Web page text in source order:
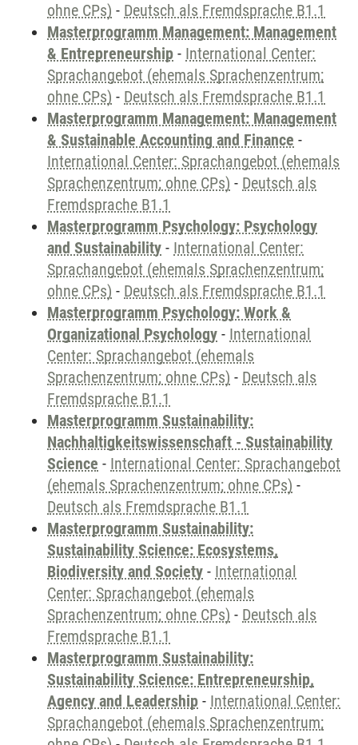
ohne CPs) - Deutsch als Fremdsprache B1.1
Masterprogramm Management: Management
& Entrepreneurship - International Center:
Sprachangebot (ehemals Sprachenzentrum;
ohne CPs) - Deutsch als Fremdsprache B1.1
Masterprogramm Management: Management
& Sustainable Accounting and Finance -
International Center: Sprachangebot (ehemals
Sprachenzentrum; ohne CPs) - Deutsch als
Fremdsprache B1.1
Masterprogramm Psychology: Psychology
and Sustainability - International Center:
Sprachangebot (ehemals Sprachenzentrum;
ohne CPs) - Deutsch als Fremdsprache B1.1
Masterprogramm Psychology: Work &
Organizational Psychology - International
Center: Sprachangebot (ehemals
Sprachenzentrum; ohne CPs) - Deutsch als
Fremdsprache B1.1
Masterprogramm Sustainability:
Nachhaltigkeitswissenschaft - Sustainability
Science - International Center: Sprachangebot
(ehemals Sprachenzentrum; ohne CPs) -
Deutsch als Fremdsprache B1.1
Masterprogramm Sustainability:
Sustainability Science: Ecosystems,
Biodiversity and Society - International
Center: Sprachangebot (ehemals
Sprachenzentrum; ohne CPs) - Deutsch als
Fremdsprache B1.1
Masterprogramm Sustainability:
Sustainability Science: Entrepreneurship,
Agency and Leadership - International Center:
Sprachangebot (ehemals Sprachenzentrum;